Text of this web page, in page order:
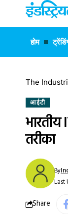
होम
The
आईटी
तरीका
Last
By
Share